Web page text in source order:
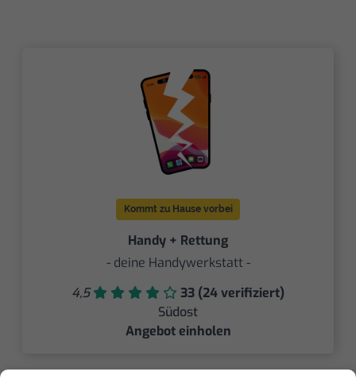
Kommt zu Hause vorbei
Handy + Rettung
- deine Handywerkstatt -
4,5
33 (24 verifiziert)
Südost
Angebot einholen